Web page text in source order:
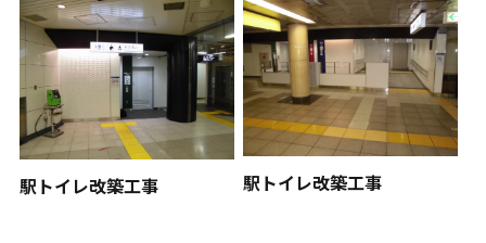
駅トイレ改築工事 駅トイレ改築工事